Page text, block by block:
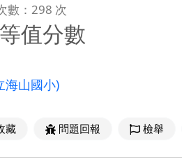
數：298 次
值分數
海山國小)
藏 問題回報 檢舉